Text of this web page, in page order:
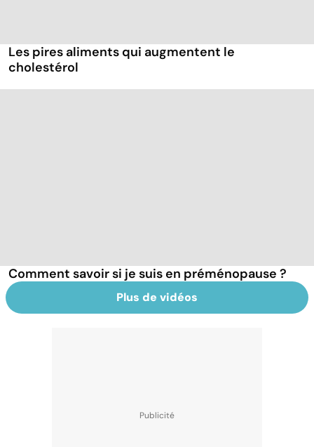
Les pires aliments qui augmentent le
cholestérol
Comment savoir si je suis en préménopause ?
Plus de vidéos